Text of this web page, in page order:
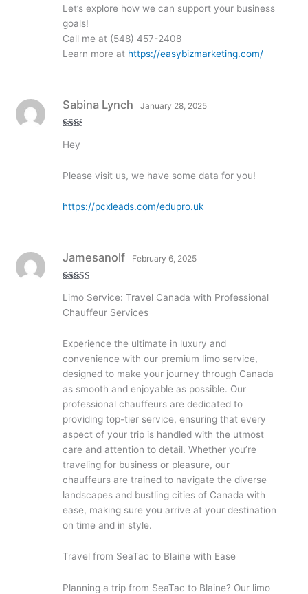
Let’s explore how we can support your business
goals!
Call me at (548) 457-2408
Learn more at https://easybizmarketing.com/
d2
Sabina Lynch January 28, 2025
Hey
Please visit us, we have some data for you!
https://pcxleads.com/edupro.uk
out of
5
Jamesanolf February 6, 2025
Limo Service: Travel Canada with Professional
Chauffeur Services
Experience the ultimate in luxury and
convenience with our premium limo service,
designed to make your journey through Canada
as smooth and enjoyable as possible. Our
professional chauffeurs are dedicated to
providing top-tier service, ensuring that every
aspect of your trip is handled with the utmost
care and attention to detail. Whether you’re
traveling for business or pleasure, our
chauffeurs are trained to navigate the diverse
landscapes and bustling cities of Canada with
ease, making sure you arrive at your destination
on time and in style.
Travel from SeaTac to Blaine with Ease
Planning a trip from SeaTac to Blaine? Our limo